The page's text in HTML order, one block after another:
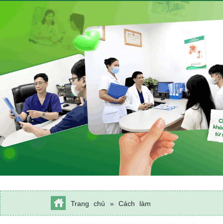
Trang chủ » Cách làm